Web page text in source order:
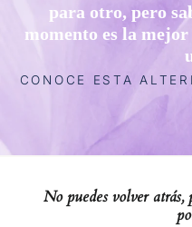
para otro, pero
momento es la
CONOCE ESTA
No puedes volver atrás,